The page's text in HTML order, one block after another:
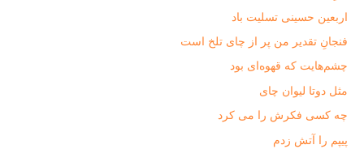
اربعین حسینی تسلیت باد
فنجانِ تقدیر من پر از چای تلخ است
چشم‌هایت که قهوه‌ای بود
مثل دوتا لیوان چای
چه کسی فکرش را می‌ کرد
پیپم را آتش زدم